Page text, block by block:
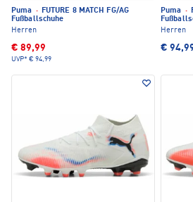
Puma · FUTURE 8 MATCH FG/AG
Fußballschuhe
Herren
€ 89,99
UVP* € 94,99
Puma ·
Herren
€